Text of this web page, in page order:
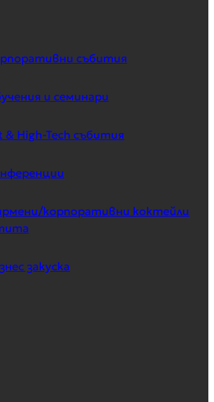
събития
и семинари
& High-Tech събития
корпоративни коктейли
закуска